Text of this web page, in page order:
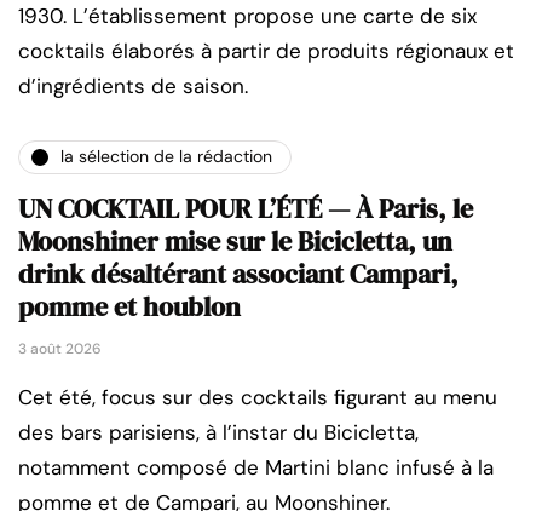
1930. L’établissement propose une carte de six
cocktails élaborés à partir de produits régionaux et
d’ingrédients de saison.
la sélection de la rédaction
UN COCKTAIL POUR L’ÉTÉ — À Paris, le
Moonshiner mise sur le Bicicletta, un
drink désaltérant associant Campari,
pomme et houblon
3 août 2026
Cet été, focus sur des cocktails figurant au menu
des bars parisiens, à l’instar du Bicicletta,
notamment composé de Martini blanc infusé à la
pomme et de Campari, au Moonshiner.